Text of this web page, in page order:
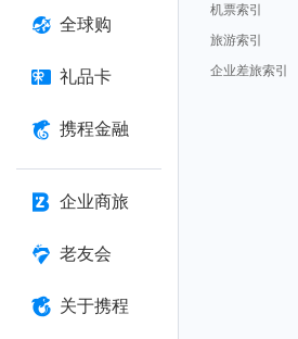
全球购
礼品卡
携程金融
企业商旅
老友会
关于携程
机票索引
旅游索引
企业差旅索引